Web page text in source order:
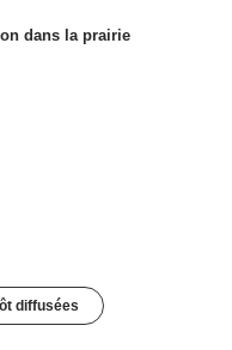
dans la prairie
diffusées